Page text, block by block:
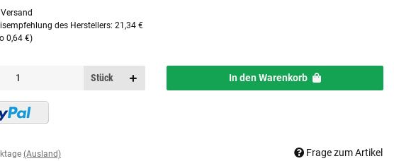
Versand
des Herstellers: 21,34 €
0,64 €)
Stück In den Warenkorb
(Ausland) Frage zum Artikel